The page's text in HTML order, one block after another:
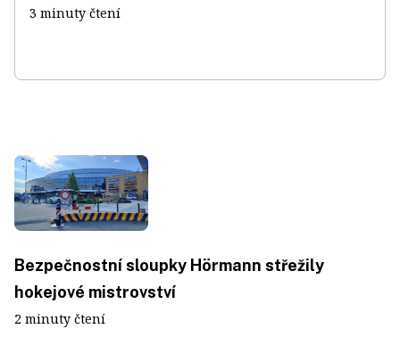
3 minuty čtení
Bezpečnostní sloupky Hörmann střežily
hokejové mistrovství
2 minuty čtení